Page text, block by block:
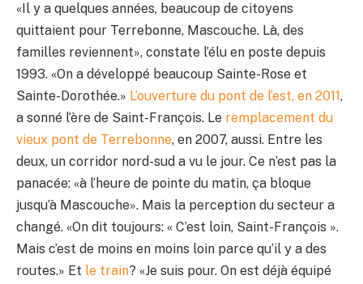
«Il y a quelques années, beaucoup de citoyens
quittaient pour Terrebonne, Mascouche. Là, des
familles reviennent», constate l’élu en poste depuis
1993. «On a développé beaucoup Sainte-Rose et
Sainte-Dorothée.» L’ouverture du pont de l’est, en 2011,
a sonné l’ère de Saint-François. Le remplacement du
vieux pont de Terrebonne, en 2007, aussi. Entre les
deux, un corridor nord-sud a vu le jour. Ce n’est pas la
panacée: «à l’heure de pointe du matin, ça bloque
jusqu’à Mascouche». Mais la perception du secteur a
changé. «On dit toujours: « C’est loin, Saint-François ».
Mais c’est de moins en moins loin parce qu’il y a des
routes.» Et le train? «Je suis pour. On est déjà équipé